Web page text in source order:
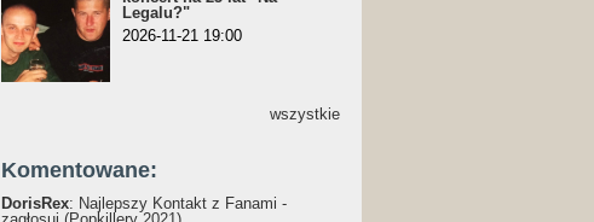
Legalu?"
2026-11-21 19:00
wszystkie
Komentowane:
DorisRex: Najlepszy Kontakt z Fanami -